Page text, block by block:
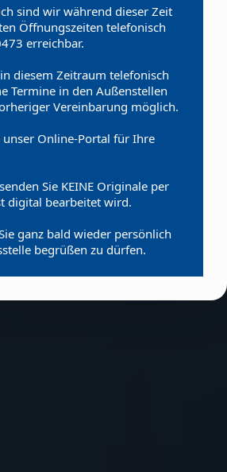
sind wir während dieser Zeit
Öffnungszeiten telefonisch
erreichbar.
diesem Zeitraum telefonisch
Termine in den Außenstellen
Vereinbarung möglich.
unser Online-Portal für Ihre
Sie KEINE Originale per
digital bearbeitet wird.
ganz bald wieder persönlich
begrüßen zu dürfen.